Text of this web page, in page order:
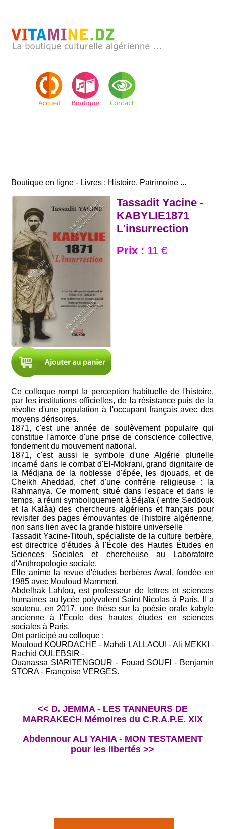
Boutique en ligne - Livres : Histoire, Patrimoine ...
Tassadit Yacine -
KABYLIE1871
L'insurrection
Prix : 11 €
Ce colloque rompt la perception habituelle de l'histoire,
par les institutions officielles, de la résistance puis de la
révolte d'une population à l'occupant français avec des
moyens dérisoires.
1871, c'est une année de soulèvement populaire qui
constitue l'amorce d'une prise de conscience collective,
fondement du mouvement national.
1871, c'est aussi le symbole d'une Algérie plurielle
incarné dans le combat d'El-Mokrani, grand dignitaire de
la Médjana de la noblesse d'épée, les djouads, et de
Cheikh Aheddad, chef d'une confrérie religieuse : la
Rahmanya. Ce moment, situé dans l'espace et dans le
temps, a réuni symboliquement à Béjaïa ( entre Seddouk
et la Kalâa) des chercheurs algériens et français pour
revisiter des pages émouvantes de l'histoire algérienne,
non sans lien avec la grande histoire universelle
Tassadit Yacine-Titouh, spécialiste de la culture berbère,
est directrice d'études à l'École des Hautes Études en
Sciences Sociales et chercheuse au Laboratoire
d'Anthropologie sociale.
Elle anime la revue d'études berbères Awal, fondée en
1985 avec Mouloud Mammeri.
Abdelhak Lahlou, est professeur de lettres et sciences
humaines au lycée polyvalent Saint Nicolas à Paris. Il a
soutenu, en 2017, une thèse sur la poésie orale kabyle
ancienne à l'École des hautes études en sciences
sociales à Paris.
Ont participé au colloque :
Mouloud KOURDACHE - Mahdi LALLAOUI - Ali MEKKI -
Rachid OULEBSIR -
Ouanassa SIARITENGOUR - Fouad SOUFI - Benjamin
STORA - Françoise VERGES.
<< D. JEMMA - LES TANNEURS DE
MARRAKECH Mémoires du C.R.A.P.E. XIX
Abdennour ALI YAHIA - MON TESTAMENT
pour les libertés >>